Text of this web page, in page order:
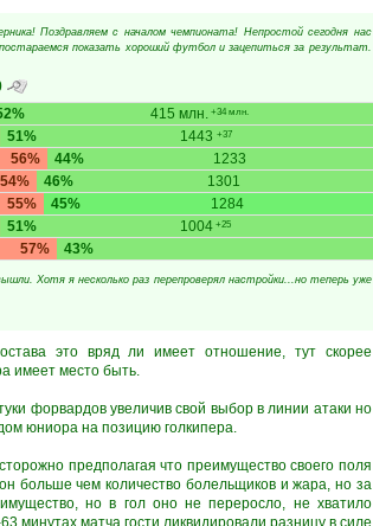
Поздравляем с началом чемпионата! Непростой сегодня нас
показать хороший футбол и зацепиться за результат.
415 млн. +34 млн.
51% 1443 +37
56% 44% 1233
54% 46% 1301
55% 45% 1284
51% 1004 +25
57% 43%
Хотя я несколько раз перепроверял настройки...но теперь уже
это вряд ли имеет отношение, тут скорее
имеет место быть.
форвардов увеличив свой выбор в линии атаки но
юниора на позицию голкипера.
предполагая что преимущество своего поля
больше чем количество болельщиков и жара, но за
но в гол оно не переросло, не хватило
минутах матча гости ликвидировали разницу в силе